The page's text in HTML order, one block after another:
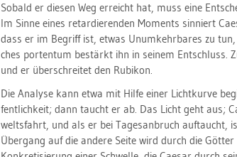
So­bald er die­sen Weg er­reicht hat, muss eine
Im Sinne eines re­tar­die­ren­den Mo­ments sin­niert
dass er im Be­griff ist, etwas Un­um­kehr­ba­res zu
ches port­en­tum be­stärkt ihn in sei­nem Ent­schluss.
und er über­schrei­tet den Ru­bi­kon.
Die Ana­ly­se kann etwa mit Hilfe einer Licht­kur­ve
fent­lich­keit; dann taucht er ab. Das Licht geht aus;
welts­fahrt, und als er bei Ta­ges­an­bruch auf­taucht,
Über­gang auf die an­de­re Seite wird durch die